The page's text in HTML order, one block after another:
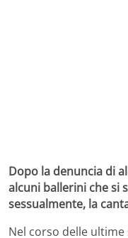
Dopo la denuncia di
alcuni ballerini che si
sessualmente, la
Nel corso delle